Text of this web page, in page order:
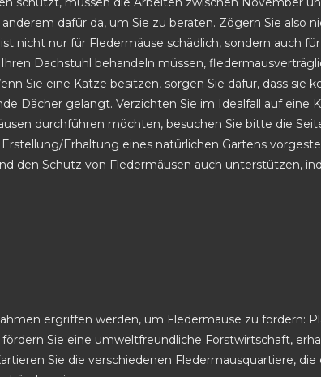
dafür da, um Sie zu beraten. Zögern Sie also
nicht nur für Fledermäuse schädlich, sondern auch
Dachstuhl behandeln müssen,
Sie eine Katze besitzen, sorgen Sie dafür, dass
Dächer gelangt. Verzichten Sie im Idealfall auf eine
durchführen möchten, besuchen Sie bitte die
Erhaltung eines natürlichen Gartens
den Schutz von Fledermäusen auch unterstützen,
ergriffen werden, um Fledermäuse zu fördern:
Sie eine umweltfreundliche Forstwirtschaft,
Sie die verschiedenen Fledermausquartiere,